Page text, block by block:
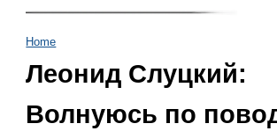
Home
Леонид Слуцкий:
Волнуюсь по